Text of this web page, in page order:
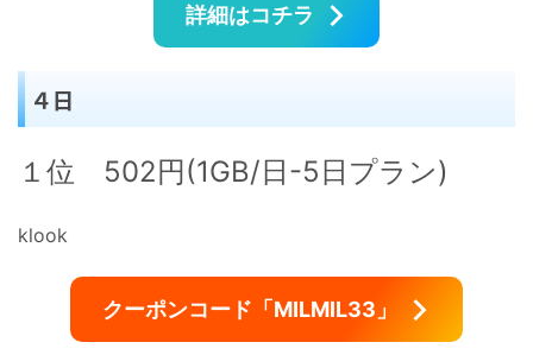
詳細はコチラ
４日
１位 502円(1GB/日-5日プラン)
klook
クーポンコード「MILMIL33」